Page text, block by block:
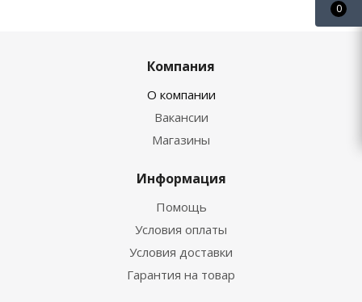
Компания
О компании
Вакансии
Магазины
Информация
Помощь
Условия оплаты
Условия доставки
Гарантия на товар
0